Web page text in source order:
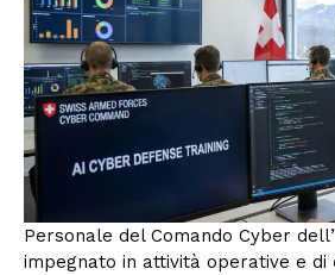
Personale del Comando Cyber
impegnato in attività operative e di